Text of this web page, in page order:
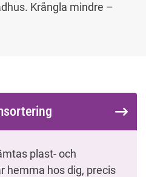
Krångla mindre –
plast- och
hemma hos dig, precis